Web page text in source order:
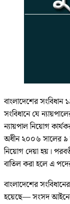
বাংলাদেশের
সংবিধানে যে
ন্যায়পাল নিয়োগ
অধীন ২০০৬ সালের ৯
নিয়োগ দেয়া হয়।
বাতিল করা হলে এ
বাংলাদেশের
হয়েছে— সংসদ আইনের